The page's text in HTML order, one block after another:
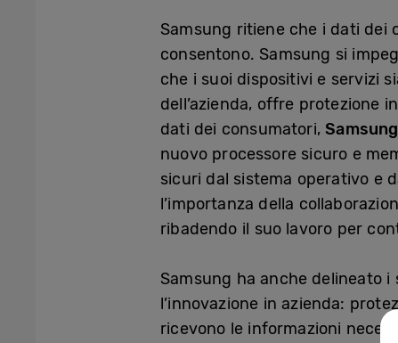
Samsung ritiene che i dati dei
consentono. Samsung si
che i suoi dispositivi e servizi
dell’azienda, offre protezione
dati dei consumatori,
nuovo processore sicuro e
sicuri dal sistema operativo e
l’importanza della
ribadendo il suo lavoro per
Samsung ha anche delineato i
l’innovazione in azienda:
ricevono le informazioni